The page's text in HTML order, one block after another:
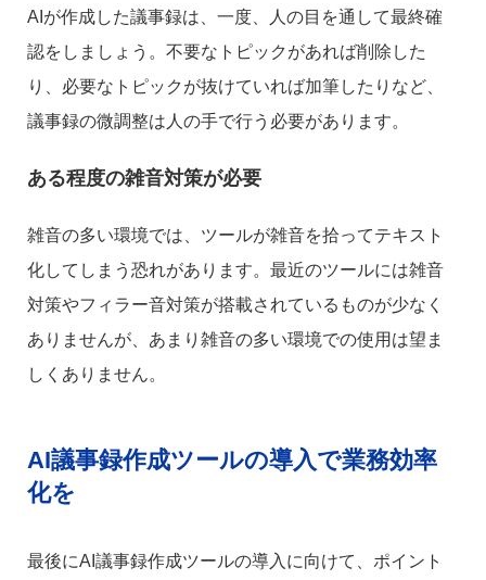
AIが作成した議事録は、一度、人の目を通して最終確
認をしましょう。不要なトピックがあれば削除した
り、必要なトピックが抜けていれば加筆したりなど、
議事録の微調整は人の手で行う必要があります。
ある程度の雑音対策が必要
雑音の多い環境では、ツールが雑音を拾ってテキスト
化してしまう恐れがあります。最近のツールには雑音
対策やフィラー音対策が搭載されているものが少なく
ありませんが、あまり雑音の多い環境での使用は望ま
しくありません。
AI議事録作成ツールの導入で業務効率
化を
最後にAI議事録作成ツールの導入に向けて、ポイント